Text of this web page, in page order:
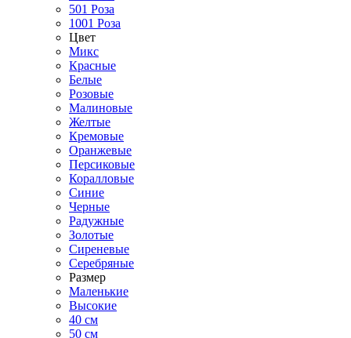
501 Роза
1001 Роза
Цвет
Микс
Красные
Белые
Розовые
Малиновые
Желтые
Кремовые
Оранжевые
Персиковые
Коралловые
Синие
Черные
Радужные
Золотые
Сиреневые
Серебряные
Размер
Маленькие
Высокие
40 см
50 см